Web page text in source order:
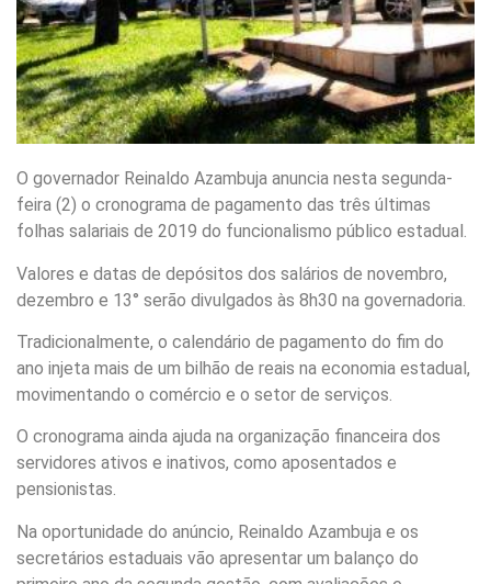
O governador Reinaldo Azambuja anuncia nesta segunda-
feira (2) o cronograma de pagamento das três últimas
folhas salariais de 2019 do funcionalismo público estadual.
Valores e datas de depósitos dos salários de novembro,
dezembro e 13° serão divulgados às 8h30 na governadoria.
Tradicionalmente, o calendário de pagamento do fim do
ano injeta mais de um bilhão de reais na economia estadual,
movimentando o comércio e o setor de serviços.
O cronograma ainda ajuda na organização financeira dos
servidores ativos e inativos, como aposentados e
pensionistas.
Na oportunidade do anúncio, Reinaldo Azambuja e os
secretários estaduais vão apresentar um balanço do